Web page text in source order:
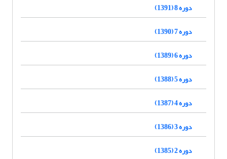
دوره 8 (1391)
دوره 7 (1390)
دوره 6 (1389)
دوره 5 (1388)
دوره 4 (1387)
دوره 3 (1386)
دوره 2 (1385)